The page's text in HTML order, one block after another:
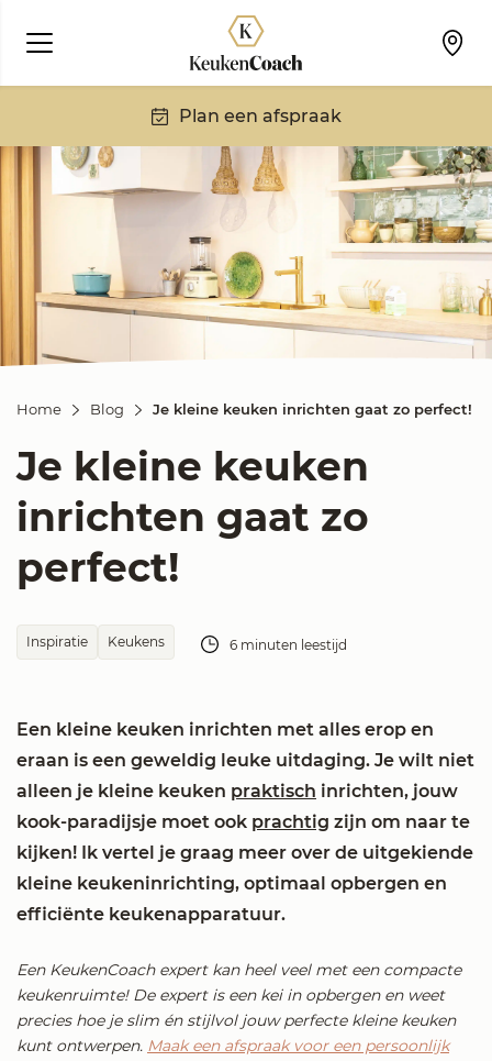
Plan een afspraak
Home Blog Je kleine keuken inrichten gaat zo perfect!
Je kleine keuken
inrichten gaat zo
perfect!
Inspiratie Keukens 6 minuten leestijd
Een kleine keuken inrichten met alles erop en
eraan is een geweldig leuke uitdaging. Je wilt niet
alleen je kleine keuken praktisch inrichten, jouw
kook-paradijsje moet ook prachtig zijn om naar te
kijken! Ik vertel je graag meer over de uitgekiende
kleine keukeninrichting, optimaal opbergen en
efficiënte keukenapparatuur.
Een KeukenCoach expert kan heel veel met een compacte
keukenruimte! De expert is een kei in opbergen en weet
precies hoe je slim én stijlvol jouw perfecte kleine keuken
kunt ontwerpen. Maak een afspraak voor een persoonlijk